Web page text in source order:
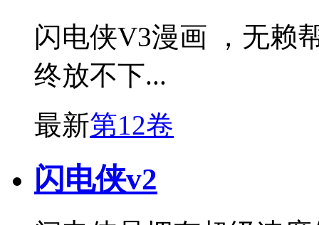
闪电侠V3漫画 ，无赖
终放不下...
最新第12卷
闪电侠v2